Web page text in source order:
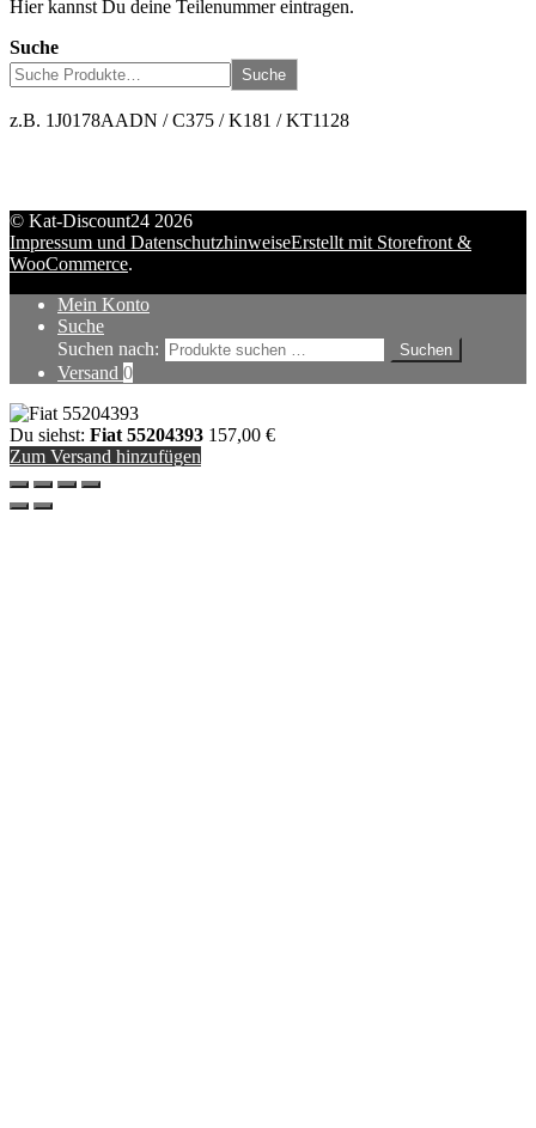
Hier kannst Du deine Teilenummer eintragen.
Suche
Suche
z.B. 1J0178AADN / C375 / K181 / KT1128
© Kat-Discount24 2026
Impressum und DatenschutzhinweiseErstellt mit Storefront &
WooCommerce.
Mein Konto
Suche
Suchen nach:
Suchen
Versand 0
Du siehst: Fiat 55204393 157,00 €
Zum Versand hinzufügen